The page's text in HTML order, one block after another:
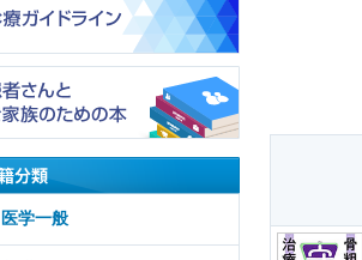
医学一般